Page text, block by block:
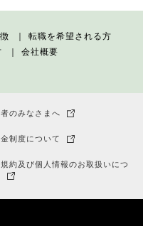
転職を希望される方
会社概要
のみなさまへ
制度について
約及び個人情報のお取扱いにつ